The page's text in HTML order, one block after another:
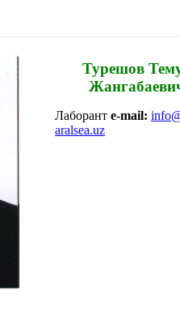
Турешов
Лаборант e-mail:
aralsea.uz